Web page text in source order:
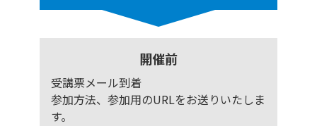
開催前
受講票メール到着
参加方法、参加用のURLをお送りいたしま
す。